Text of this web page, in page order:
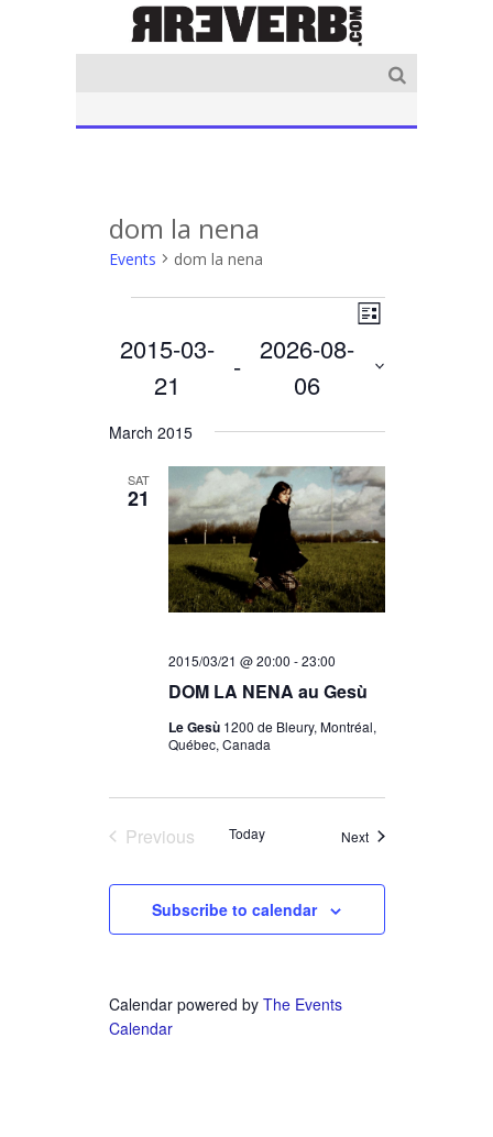
dom la nena
Events dom la nena
Views
Navigation
Event
Views
List
2015-03-
21
-
2026-08-
06
date.
March 2015
SAT
21
DOM LA NENA au Gesù
2015/03/21 @ 20:00 -23:00
Le Gesù 1200 de Bleury, Montréal,
Québec, Canada
Previous
Today NextEvents
Subscribe to calendar
Calendar powered by The Events
Calendar